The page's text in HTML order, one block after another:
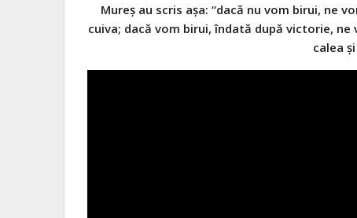
Mureş au scris aşa: “dacă nu vom birui, ne
cuiva; dacă vom birui, îndată după victorie,
calea